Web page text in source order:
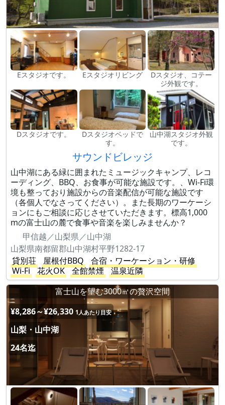
Eスタジオです。 Eスタジオリビング
Dスタジオ、コテー
ジ外観です。
Dスタジオです。
Dスタジオベッドで
す。
山中湖スタジオ外観
です。
サウンドビレッジ
山中湖にある緑に囲まれたミュージックキャンプ、レコ
ーディング、BBQ、お食事が可能な施設です。、Wi-Fi環
境も整っており施設からの音楽配信が可能な施設です
（各個人でなさってください）。また長期のワーケーシ
ョンにもご相談に応じさせていただきます。標高1,000
mの富士山の麓で食事や音楽を楽しみませんか？
甲信越／山梨県／山中湖
山梨県南都留郡山中湖村平野1282-17
貸別荘
屋根付BBQ
合宿・ワーケーション・研修
Wi-Fi
花火OK 全館禁煙
温泉近隣
富士山を望む3000㎡の贅沢空間
¥8,286～¥26,330 1人あたり目安
山梨・山中湖
24名迄